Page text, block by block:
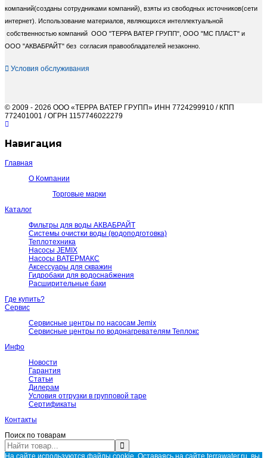
компаний(созданы сотрудниками компаний), взяты из свободных источников(сети
интернет). Использование материалов, являющихся интеллектуальной
собственностью компаний ООО "ТЕРРА ВАТЕР ГРУПП", ООО "МС ПЛАСТ" и
ООО "АКВАБРАЙТ" без согласия правообладателей незаконно.
Условия обслуживания
© 2009 - 2026 ООО «ТЕРРА ВАТЕР ГРУПП» ИНН 7724299910 / КПП
772401001 / ОГРН 1157746022279
Навигация
Главная
О Компании
Торговые марки
Каталог
Фильтры для воды АКВАБРАЙТ
Системы очистки воды (водоподготовка)
Теплотехника
Насосы JEMIX
Насосы ВАТЕРМАКС
Аксессуары для скважин
Гидробаки для водоснабжения
Расширительные баки
Где купить?
Сервис
Сервисные центры по насосам Jemix
Сервисные центры по водонагревателям Теплокс
Инфо
Новости
Гарантия
Статьи
Дилерам
Условия отгрузки в групповой таре
Сертификаты
Контакты
Поиск по товарам
На сайте используются файлы cookie. Оставаясь на сайте terrawater.ru, вы